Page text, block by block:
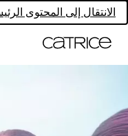
الانتقال إلى المحتوى